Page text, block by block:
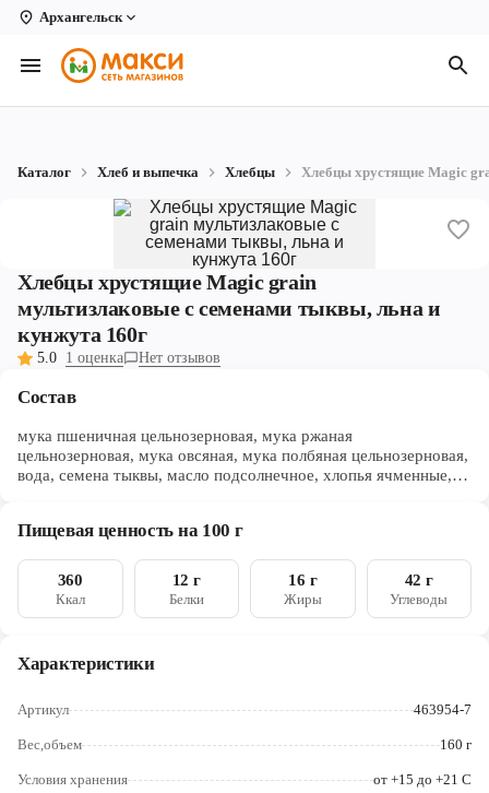
Архангельск
Вологда
Архангельск
Коряжма
Котлас
Новодвинск
Северодвинск
Ярославль
Каталог Хлеб и выпечка Хлебцы Хлебцы хрустящие Magic
Хлебцы хрустящие Magic grain
мультизлаковые с семенами тыквы, льна и
кунжута 160г
5.0 1 оценка Нет отзывов
Состав
мука пшеничная цельнозерновая, мука ржаная
цельнозерновая, мука овсяная, мука полбяная цельнозерновая,
вода, семена тыквы, масло подсолнечное, хлопья ячменные,
Пищевая ценность на 100 г
360
Ккал
12 г
Белки
16 г
Жиры
42 г
Углеводы
Характеристики
Артикул 463954-7
Вес,объем 160 г
Условия хранения от +15 до +21 С